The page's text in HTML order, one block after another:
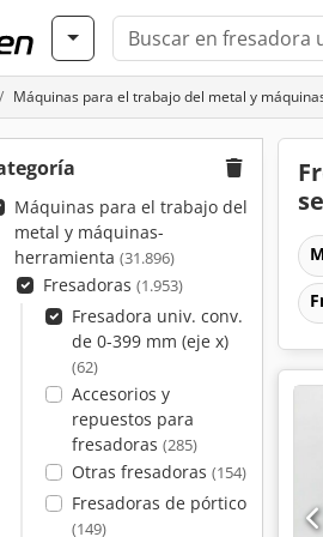
Máquinas para el trabajo del metal y
Máquinas para el trabajo del
metal y máquinas-
herramienta (31.896)
Fresadoras (1.953)
Fresadora univ. conv.
de 0-399 mm (eje x)
(62)
Accesorios y
repuestos para
fresadoras (285)
Otras fresadoras (154)
Fresadoras de pórtico
(149)